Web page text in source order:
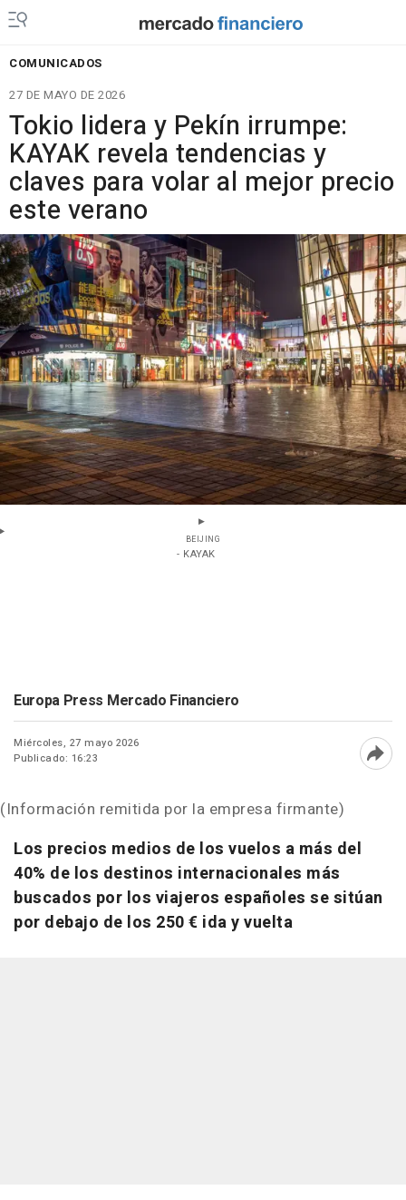
COMUNICADOS
27 DE MAYO DE 2026
Tokio lidera y Pekín irrumpe:
KAYAK revela tendencias y
claves para volar al mejor precio
este verano
BEIJING
- KAYAK
Europa Press Mercado Financiero
Miércoles, 27 mayo 2026
Publicado: 16:23
(Información remitida por la empresa firmante)
Los precios medios de los vuelos a más del
40% de los destinos internacionales más
buscados por los viajeros españoles se sitúan
por debajo de los 250 € ida y vuelta